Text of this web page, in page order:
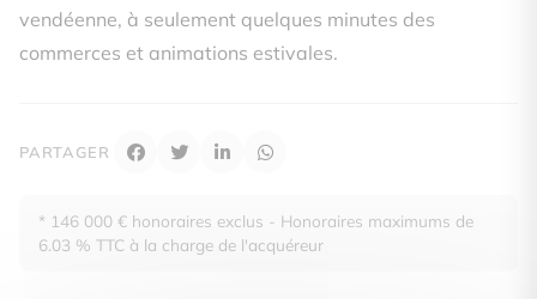
vendéenne, à seulement quelques minutes des
commerces et animations estivales.
PARTAGER
* 146 000 € honoraires exclus - Honoraires maximums de
6.03 % TTC à la charge de l'acquéreur